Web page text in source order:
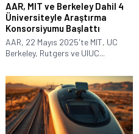
AAR, MIT ve Berkeley Dahil 4
Üniversiteyle Araştırma
Konsorsiyumu Başlattı
AAR, 22 Mayıs 2025'te MIT, UC
Berkeley, Rutgers ve UIUC...